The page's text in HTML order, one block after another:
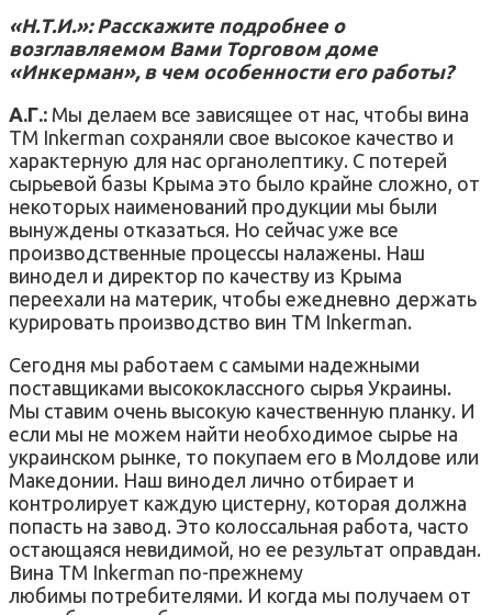
«Н.Т.И.»: Расскажите подробнее о
возглавляемом Вами Торговом доме
«Инкерман», в чем особенности его работы?
А.Г.: Мы делаем все зависящее от нас, чтобы вина
ТМ Inkerman сохраняли свое высокое качество и
характерную для нас органолептику. С потерей
сырьевой базы Крыма это было крайне сложно, от
некоторых наименований продукции мы были
вынуждены отказаться. Но сейчас уже все
производственные процессы налажены. Наш
винодел и директор по качеству из Крыма
переехали на материк, чтобы ежедневно держать
курировать производство вин ТМ Inkerman.
Сегодня мы работаем с самыми надежными
поставщиками высококлассного сырья Украины.
Мы ставим очень высокую качественную планку. И
если мы не можем найти необходимое сырье на
украинском рынке, то покупаем его в Молдове или
Македонии. Наш винодел лично отбирает и
контролирует каждую цистерну, которая должна
попасть на завод. Это колоссальная работа, часто
остающаяся невидимой, но ее результат оправдан.
Вина ТМ Inkerman по-прежнему
любимы потребителями. И когда мы получаем от